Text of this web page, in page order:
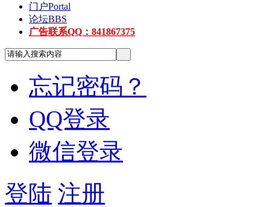
门户Portal
论坛BBS
广告联系QQ：841867375
忘记密码？
QQ登录
微信登录
登陆 注册